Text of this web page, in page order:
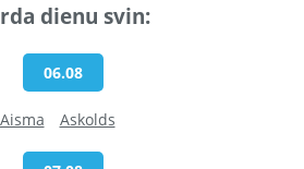
dienu svin:
06.08
Aisma Askolds